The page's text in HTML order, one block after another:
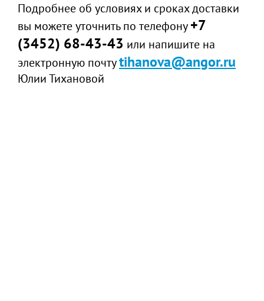
Подробнее об условиях и сроках доставки
вы можете уточнить по телефону+7
(3452) 68-43-43 или напишите на
электронную почтуtihanova@angor.ru
Юлии Тихановой